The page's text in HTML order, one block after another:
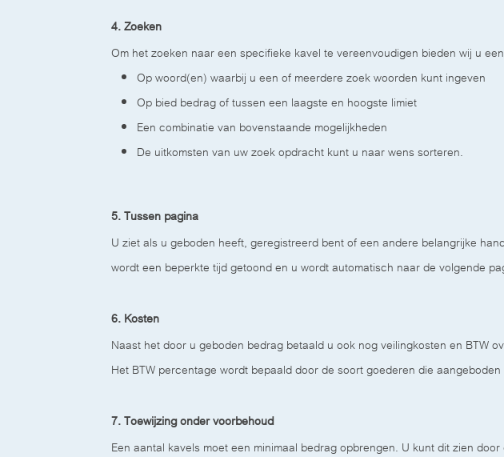
4. Zoeken
Om het zoeken naar een specifieke kavel te vereenvoudigen bieden wij u
Op woord(en) waarbij u een of meerdere zoek woorden kunt ingeven
Op bied bedrag of tussen een laagste en hoogste limiet
Een combinatie van bovenstaande mogelijkheden
De uitkomsten van uw zoek opdracht kunt u naar wens sorteren.
5. Tussen pagina
U ziet als u geboden heeft, geregistreerd bent of een andere belangrijke
wordt een beperkte tijd getoond en u wordt automatisch naar de volgende
6. Kosten
Naast het door u geboden bedrag betaald u ook nog veilingkosten en BTW
Het BTW percentage wordt bepaald door de soort goederen die
7. Toewijzing onder voorbehoud
Een aantal kavels moet een minimaal bedrag opbrengen. U kunt dit zien